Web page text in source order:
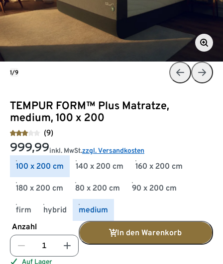
TEMPUR FORM™ Plus Matratze,
medium, 100 x 200
(9)
999,99inkl. MwSt.zzgl. Versandkosten
100 x 200 cm 140 x 200 cm 160 x 200 cm
180 x 200 cm 80 x 200 cm 90 x 200 cm
firm hybrid
medium
Anzahl
In den Warenkorb
Auf Lager
1/9